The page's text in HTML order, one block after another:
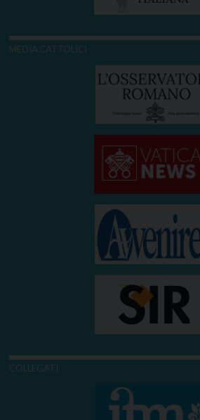
MEDIA CATTOLICI
COLLEGATI